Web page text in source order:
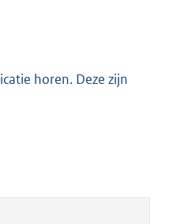
horen. Deze zijn